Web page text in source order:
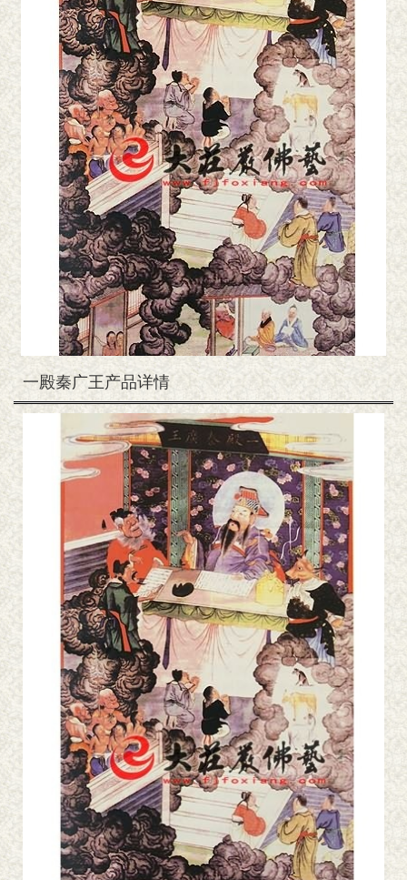
一殿秦广王产品详情